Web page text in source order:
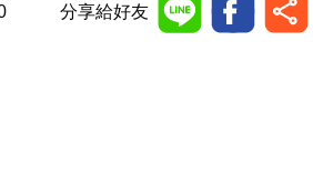
分享給好友